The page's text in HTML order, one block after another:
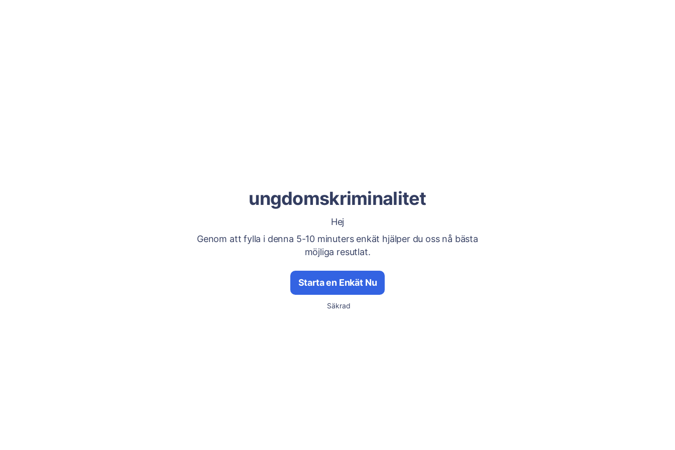
ungdomskriminalitet
Hej
Genom att fylla i denna 5-10 minuters enkät hjälper du oss nå bästa
möjliga resutlat.
Starta en Enkät Nu
Säkrad